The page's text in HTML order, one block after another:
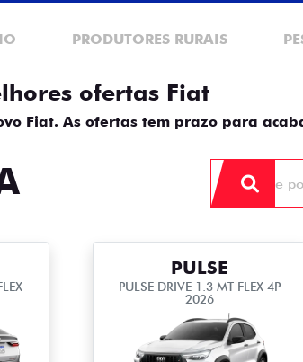
PRODUTORES RURAIS
ofertas Fiat
Fiat. As ofertas tem prazo para
PULSE
PULSE DRIVE 1.3 MT FLEX 4P
2026